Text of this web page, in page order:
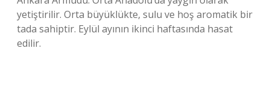
yetiştirilir. Orta büyüklükte, sulu ve hoş aromatik bir
tada sahiptir. Eylül ayının ikinci haftasında hasat
edilir.